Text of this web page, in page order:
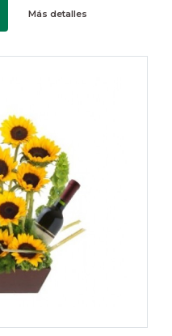
Más detalles